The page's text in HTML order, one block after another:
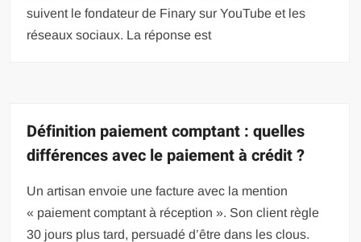
suivent le fondateur de Finary sur YouTube et les
réseaux sociaux. La réponse est
Définition paiement comptant : quelles
différences avec le paiement à crédit ?
Un artisan envoie une facture avec la mention
« paiement comptant à réception ». Son client règle
30 jours plus tard, persuadé d’être dans les clous.